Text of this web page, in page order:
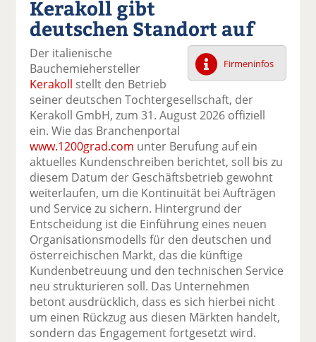
k
el
a
uf
ac
e
o
o
k
te
il
e
n
k
el
t
wi
er
n
k
el
a
uf
n
k
e
di
n
te
il
n
el
p
er
m
ai
v
er
se
n
e
n
el
D
ru
Kerakoll gibt
deutschen Standort auf
Firmeninfos
Der italienische
Bauchemiehersteller
Kerakoll stellt den Betrieb
seiner deutschen Tochtergesellschaft, der
Kerakoll GmbH, zum 31. August 2026 offiziell
ein. Wie das Branchenportal
www.1200grad.com unter Berufung auf ein
aktuelles Kundenschreiben berichtet, soll bis zu
diesem Datum der Geschäftsbetrieb gewohnt
weiterlaufen, um die Kontinuität bei Aufträgen
und Service zu sichern. Hintergrund der
Entscheidung ist die Einführung eines neuen
Organisationsmodells für den deutschen und
österreichischen Markt, das die künftige
Kundenbetreuung und den technischen Service
neu strukturieren soll. Das Unternehmen
betont ausdrücklich, dass es sich hierbei nicht
um einen Rückzug aus diesen Märkten handelt,
sondern das Engagement fortgesetzt wird.